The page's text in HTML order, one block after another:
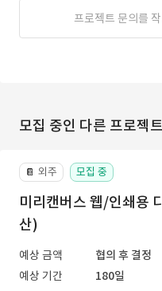
프로젝트 문의를
모집 중인 다른 프로젝트
📔 외주 모집 중
미리캔버스 웹/인쇄용
산)
예상 금액
협의 후 결정
예상 기간
180일